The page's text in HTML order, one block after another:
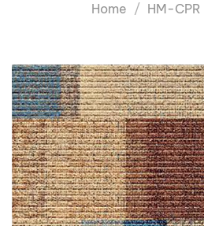
Home / HM-CPR